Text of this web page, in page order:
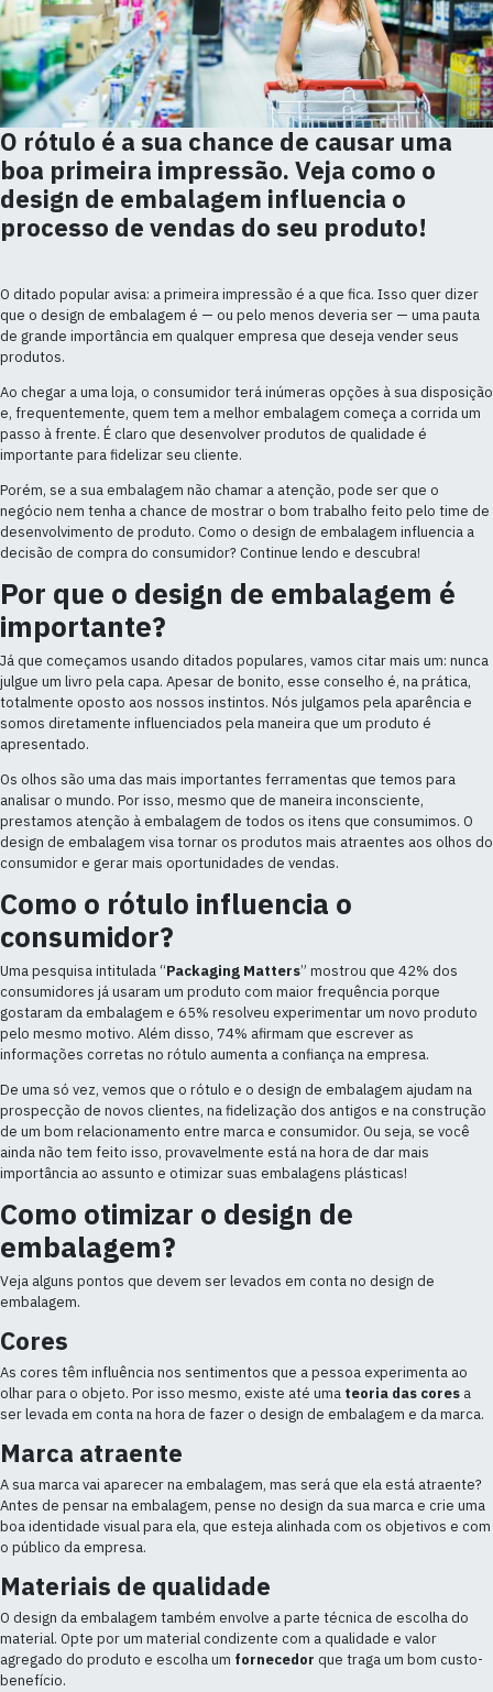
O rótulo é a sua chance de causar uma
boa primeira impressão. Veja como o
design de embalagem influencia o
processo de vendas do seu produto!
O ditado popular avisa: a primeira impressão é a que fica. Isso quer dizer
que o design de embalagem é — ou pelo menos deveria ser — uma pauta
de grande importância em qualquer empresa que deseja vender seus
produtos.
Ao chegar a uma loja, o consumidor terá inúmeras opções à sua disposição
e, frequentemente, quem tem a melhor embalagem começa a corrida um
passo à frente. É claro que desenvolver produtos de qualidade é
importante para fidelizar seu cliente.
Porém, se a sua embalagem não chamar a atenção, pode ser que o
negócio nem tenha a chance de mostrar o bom trabalho feito pelo time de
desenvolvimento de produto. Como o design de embalagem influencia a
decisão de compra do consumidor? Continue lendo e descubra!
Por que o design de embalagem é
importante?
Já que começamos usando ditados populares, vamos citar mais um: nunca
julgue um livro pela capa. Apesar de bonito, esse conselho é, na prática,
totalmente oposto aos nossos instintos. Nós julgamos pela aparência e
somos diretamente influenciados pela maneira que um produto é
apresentado.
Os olhos são uma das mais importantes ferramentas que temos para
analisar o mundo. Por isso, mesmo que de maneira inconsciente,
prestamos atenção à embalagem de todos os itens que consumimos. O
design de embalagem visa tornar os produtos mais atraentes aos olhos do
consumidor e gerar mais oportunidades de vendas.
Como o rótulo influencia o
consumidor?
Uma pesquisa intitulada “Packaging Matters” mostrou que 42% dos
consumidores já usaram um produto com maior frequência porque
gostaram da embalagem e 65% resolveu experimentar um novo produto
pelo mesmo motivo. Além disso, 74% afirmam que escrever as
informações corretas no rótulo aumenta a confiança na empresa.
De uma só vez, vemos que o rótulo e o design de embalagem ajudam na
prospecção de novos clientes, na fidelização dos antigos e na construção
de um bom relacionamento entre marca e consumidor. Ou seja, se você
ainda não tem feito isso, provavelmente está na hora de dar mais
importância ao assunto e otimizar suas embalagens plásticas!
Como otimizar o design de
embalagem?
Veja alguns pontos que devem ser levados em conta no design de
embalagem.
Cores
As cores têm influência nos sentimentos que a pessoa experimenta ao
olhar para o objeto. Por isso mesmo, existe até uma teoria das cores a
ser levada em conta na hora de fazer o design de embalagem e da marca.
Marca atraente
A sua marca vai aparecer na embalagem, mas será que ela está atraente?
Antes de pensar na embalagem, pense no design da sua marca e crie uma
boa identidade visual para ela, que esteja alinhada com os objetivos e com
o público da empresa.
Materiais de qualidade
O design da embalagem também envolve a parte técnica de escolha do
material. Opte por um material condizente com a qualidade e valor
agregado do produto e escolha um fornecedor que traga um bom custo-
benefício.